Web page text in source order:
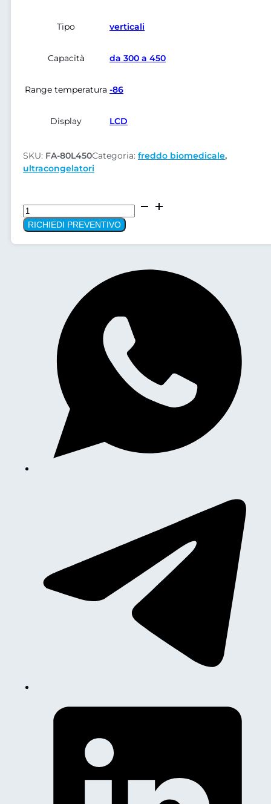
Tipo verticali
Capacità da 300 a 450
Range temperatura -86
Display LCD
SKU: FA-80L450Categoria: freddo biomedicale,
ultracongelatori
Ultracongelatore
-86
FA-
RICHIEDI PREVENTIVO